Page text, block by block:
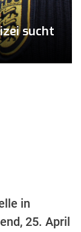
sucht
in
25. April